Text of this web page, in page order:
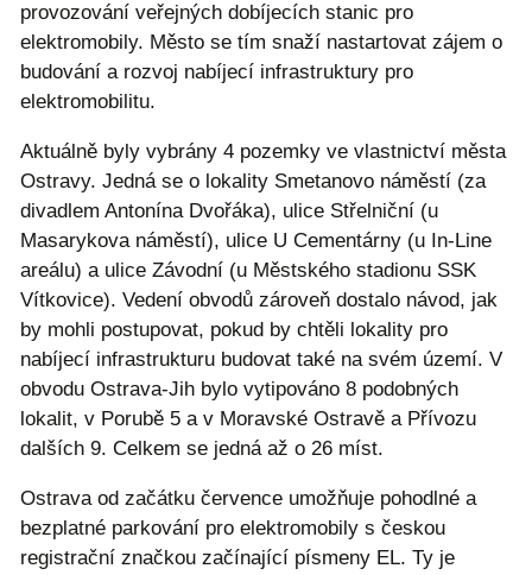
provozování veřejných dobíjecích stanic pro
elektromobily. Město se tím snaží nastartovat zájem o
budování a rozvoj nabíjecí infrastruktury pro
elektromobilitu.
Aktuálně byly vybrány 4 pozemky ve vlastnictví města
Ostravy. Jedná se o lokality Smetanovo náměstí (za
divadlem Antonína Dvořáka), ulice Střelniční (u
Masarykova náměstí), ulice U Cementárny (u In-Line
areálu) a ulice Závodní (u Městského stadionu SSK
Vítkovice). Vedení obvodů zároveň dostalo návod, jak
by mohli postupovat, pokud by chtěli lokality pro
nabíjecí infrastrukturu budovat také na svém území. V
obvodu Ostrava-Jih bylo vytipováno 8 podobných
lokalit, v Porubě 5 a v Moravské Ostravě a Přívozu
dalších 9. Celkem se jedná až o 26 míst.
Ostrava od začátku července umožňuje pohodlné a
bezplatné parkování pro elektromobily s českou
registrační značkou začínající písmeny EL. Ty je